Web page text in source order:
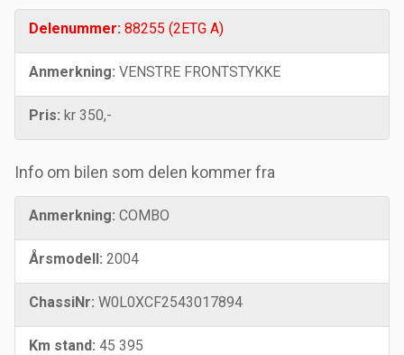
Delenummer: 88255 (2ETG A)
Anmerkning: VENSTRE FRONTSTYKKE
Pris: kr 350,-
Info om bilen som delen kommer fra
Anmerkning: COMBO
Årsmodell: 2004
ChassiNr: W0L0XCF2543017894
Km stand: 45 395